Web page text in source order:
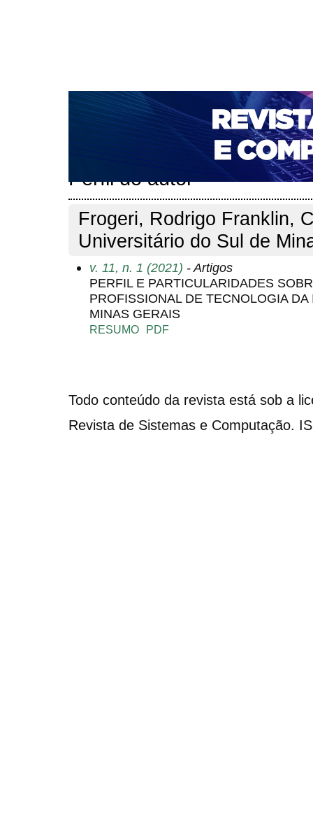
CAPA SOBRE ACESSO CADASTRO
NOTÍCIAS
PORTAL DE REVISTAS DA UNIFACS
PARA AVALIADORES
NOVA SUBMISSÃO
Perfil do autor
Frogeri, Rodrigo Franklin,
Universitário do Sul de
v. 11, n. 1 (2021) - Artigos
PERFIL E PARTICULARIDADES
PROFISSIONAL DE TECNOLOGIA
MINAS GERAIS
RESUMO PDF
Todo conteúdo da revista está sob a
Revista de Sistemas e Computação.